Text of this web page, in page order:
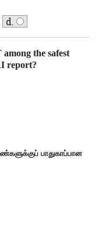
d.
the safest
report?
பாதுகாப்பான